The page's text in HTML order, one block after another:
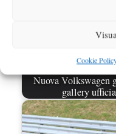
Cookie
Nuova Volkswagen
gallery